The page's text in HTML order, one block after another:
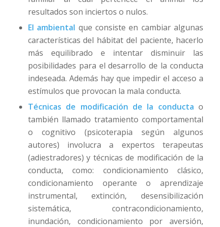
resultados son inciertos o nulos.
El ambiental que consiste en cambiar algunas
características del hábitat del paciente, hacerlo
más equilibrado e intentar disminuir las
posibilidades para el desarrollo de la conducta
indeseada. Además hay que impedir el acceso a
estímulos que provocan la mala conducta.
Técnicas de modificación de la conducta o
también llamado tratamiento comportamental
o cognitivo (psicoterapia según algunos
autores) involucra a expertos terapeutas
(adiestradores) y técnicas de modificación de la
conducta, como: condicionamiento clásico,
condicionamiento operante o aprendizaje
instrumental, extinción, desensibilización
sistemática, contracondicionamiento,
inundación, condicionamiento por aversión,